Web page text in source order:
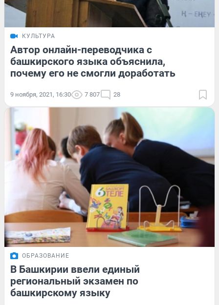
КУЛЬТУРА
Автор онлайн-переводчика с
башкирского языка объяснила,
почему его не смогли доработать
9 ноября, 2021, 16:30 7 807 28
ОБРАЗОВАНИЕ
В Башкирии ввели единый
региональный экзамен по
башкирскому языку